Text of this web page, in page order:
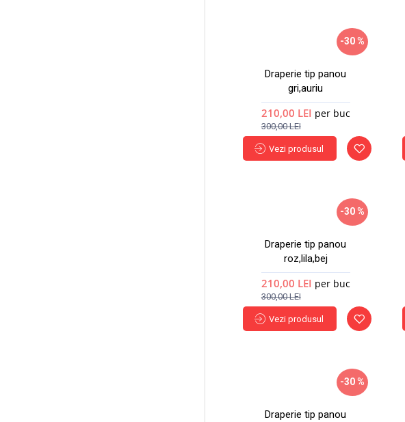
-30 %
Draperie tip panou
gri,auriu
210,00 LEI per buc
300,00 LEI
Vezi produsul
-30 %
Draperie tip panou
roz,lila,bej
210,00 LEI per buc
300,00 LEI
Vezi produsul
-30 %
Draperie tip panou